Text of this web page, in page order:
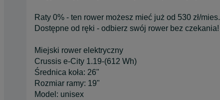
Raty 0% - ten rower możesz mieć już od 530 zł/mies.
Dostępne od ręki - odbierz swój rower bez czekania!
Miejski rower elektryczny
Crussis e-City 1.19-(612 Wh)
Średnica koła: 26"
Rozmiar ramy: 19"
Model: unisex